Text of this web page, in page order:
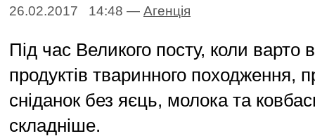
26.02.2017 14:48 — Агенцiя
Під час Великого посту, коли варто
продуктів тваринного походження,
сніданок без яєць, молока та
складніше.